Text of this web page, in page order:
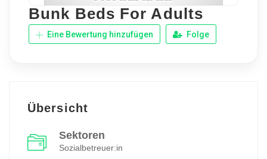
Bunk Beds For Adults
Eine Bewertung hinzufügen Folge
Übersicht
Sektoren
Sozialbetreuer:in